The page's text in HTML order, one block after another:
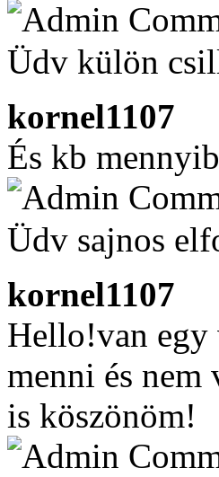
Üdv külön
kornel1107
És kb
Üdv sajnos
kornel1107
Hello!van egy
menni és nem
is köszönöm!